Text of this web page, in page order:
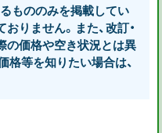
もののみを掲載してい
りません。また、改訂・
の価格や空き状況とは異
格等を知りたい場合は、